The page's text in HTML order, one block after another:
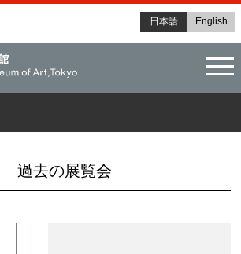
日本語 English
過去の展覧会